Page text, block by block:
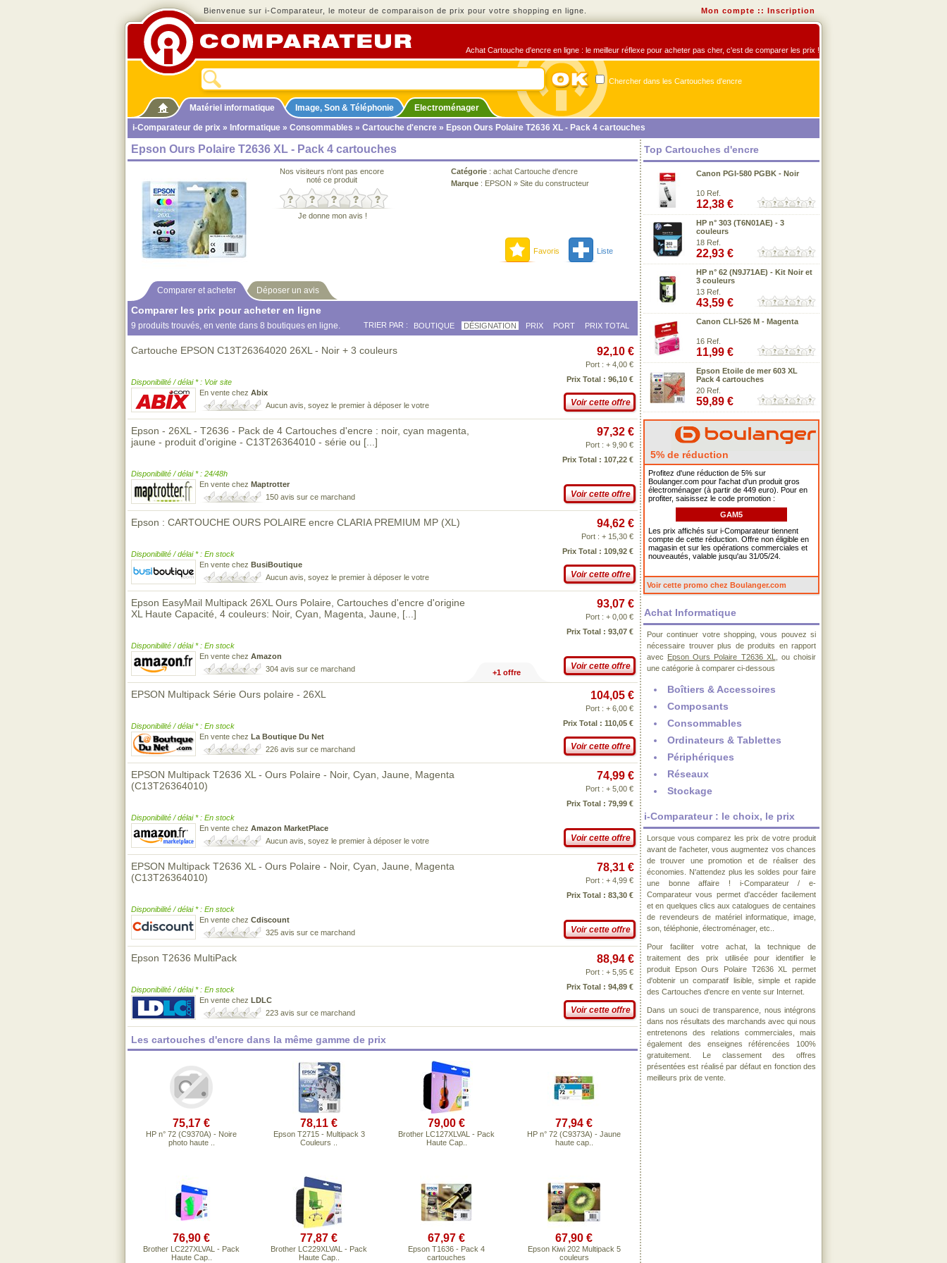
Bienvenue sur i-Comparateur, le moteur de comparaison de prix pour votre shopping en ligne. Mon compte :: Inscription
Achat Cartouche d'encre en ligne : le meilleur réflexe pour acheter pas cher, c'est de comparer les prix !
Chercher dans les Cartouches d'encre
Matériel informatique Image, Son & Téléphonie
Electroménager
i-Comparateur de prix » Informatique » Consommables » Cartouche d'encre » Epson Ours Polaire T2636 XL - Pack 4 cartouches
Epson Ours Polaire T2636 XL - Pack 4 cartouches
Nos visiteurs n'ont pas encore
noté ce produit
Je donne mon avis !
Catégorie : achat Cartouche d'encre
Marque : EPSON » Site du constructeur
Favoris Liste
Comparer et acheter Déposer un avis
Comparer les prix pour acheter en ligne
9 produits trouvés, en vente dans 8 boutiques en ligne. TRIER PAR : BOUTIQUE DÉSIGNATION PRIX PORT PRIX TOTAL
Cartouche EPSON C13T26364020 26XL - Noir + 3 couleurs
Disponibilité / délai * : Voir site
En vente chez Abix
Aucun avis, soyez le premier à déposer le votre
92,10 €
Port : + 4,00 €
Prix Total : 96,10 €
Voir cette offre
Epson - 26XL - T2636 - Pack de 4 Cartouches d'encre : noir, cyan magenta,
jaune - produit d'origine - C13T26364010 - série ou [...]
Disponibilité / délai * : 24/48h
En vente chez Maptrotter
150 avis sur ce marchand
97,32 €
Port : + 9,90 €
Prix Total : 107,22 €
Voir cette offre
Epson : CARTOUCHE OURS POLAIRE encre CLARIA PREMIUM MP (XL)
Disponibilité / délai * : En stock
En vente chez BusiBoutique
Aucun avis, soyez le premier à déposer le votre
94,62 €
Port : + 15,30 €
Prix Total : 109,92 €
Voir cette offre
Epson EasyMail Multipack 26XL Ours Polaire, Cartouches d'encre d'origine
XL Haute Capacité, 4 couleurs: Noir, Cyan, Magenta, Jaune, [...]
Disponibilité / délai * : En stock
En vente chez Amazon
304 avis sur ce marchand
93,07 €
Port : + 0,00 €
Prix Total : 93,07 €
Voir cette offre
+1 offre
EPSON Multipack Série Ours polaire - 26XL
Disponibilité / délai * : En stock
En vente chez La Boutique Du Net
226 avis sur ce marchand
104,05 €
Port : + 6,00 €
Prix Total : 110,05 €
Voir cette offre
EPSON Multipack T2636 XL - Ours Polaire - Noir, Cyan, Jaune, Magenta
(C13T26364010)
Disponibilité / délai * : En stock
En vente chez Amazon MarketPlace
Aucun avis, soyez le premier à déposer le votre
74,99 €
Port : + 5,00 €
Prix Total : 79,99 €
Voir cette offre
EPSON Multipack T2636 XL - Ours Polaire - Noir, Cyan, Jaune, Magenta
(C13T26364010)
Disponibilité / délai * : En stock
En vente chez Cdiscount
325 avis sur ce marchand
78,31 €
Port : + 4,99 €
Prix Total : 83,30 €
Voir cette offre
Epson T2636 MultiPack
Disponibilité / délai * : En stock
En vente chez LDLC
223 avis sur ce marchand
88,94 €
Port : + 5,95 €
Prix Total : 94,89 €
Voir cette offre
Les cartouches d'encre dans la même gamme de prix
75,17 €
HP n° 72 (C9370A) - Noire
photo haute ..
78,11 €
Epson T2715 - Multipack 3
Couleurs ..
79,00 €
Brother LC127XLVAL - Pack
Haute Cap..
77,94 €
HP n° 72 (C9373A) - Jaune
haute cap..
76,90 €
Brother LC227XLVAL - Pack
Haute Cap..
77,87 €
Brother LC229XLVAL - Pack
Haute Cap..
67,97 €
Epson T1636 - Pack 4
cartouches
67,90 €
Epson Kiwi 202 Multipack 5
couleurs
Top Cartouches d'encre
Canon PGI-580 PGBK - Noir
10 Ref.
12,38 €
HP n° 303 (T6N01AE) - 3
couleurs
18 Ref.
22,93 €
HP n° 62 (N9J71AE) - Kit Noir et
3 couleurs
13 Ref.
43,59 €
Canon CLI-526 M - Magenta
16 Ref.
11,99 €
Epson Etoile de mer 603 XL
Pack 4 cartouches
20 Ref.
59,89 €
5% de réduction
Profitez d'une réduction de 5% sur
Boulanger.com pour l'achat d'un produit gros
électroménager (à partir de 449 euro). Pour en
profiter, saisissez le code promotion :
GAM5
Les prix affichés sur i-Comparateur tiennent
compte de cette réduction. Offre non éligible en
magasin et sur les opérations commerciales et
nouveautés, valable jusqu'au 31/05/24.
Voir cette promo chez Boulanger.com
Achat Informatique
Pour continuer votre shopping, vous pouvez si
nécessaire trouver plus de produits en rapport
avec Epson Ours Polaire T2636 XL
, ou choisir
une catégorie à comparer ci-dessous
Boîtiers & Accessoires
Composants
Consommables
Ordinateurs & Tablettes
Périphériques
Réseaux
Stockage
i-Comparateur : le choix, le prix
Lorsque vous comparez les prix de votre produit
avant de l'acheter, vous augmentez vos chances
de trouver une promotion et de réaliser des
économies. N'attendez plus les soldes pour faire
une bonne affaire ! i-Comparateur / e-
Comparateur vous permet d'accéder facilement
et en quelques clics aux catalogues de centaines
de revendeurs de matériel informatique, image,
son, téléphonie, électroménager, etc..
Pour faciliter votre achat, la technique de
traitement des prix utilisée pour identifier le
produit Epson Ours Polaire T2636 XL permet
d'obtenir un comparatif lisible, simple et rapide
des Cartouches d'encre en vente sur Internet.
Dans un souci de transparence, nous intégrons
dans nos résultats des marchands avec qui nous
entretenons des relations commerciales, mais
également des enseignes référencées 100%
gratuitement. Le classement des offres
présentées est réalisé par défaut en fonction des
meilleurs prix de vente.